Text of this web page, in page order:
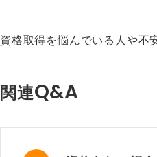
資格取得を悩んでいる人や不
関連Q&A